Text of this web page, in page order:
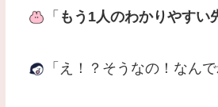
「 もう1人のわかりやすい
「え！？そうなの！なん